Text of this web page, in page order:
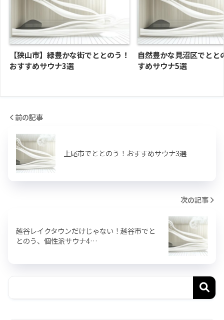
【狭山市】緑豊かな街でととのう！
おすすめサウナ3選
自然豊かな見沼区でとと
すめサウナ5選
前の記事
上尾市でととのう！おすすめサウナ3選
次の記事
越谷レイクタウンだけじゃない！越谷市でと
とのう、個性派サウナ4…